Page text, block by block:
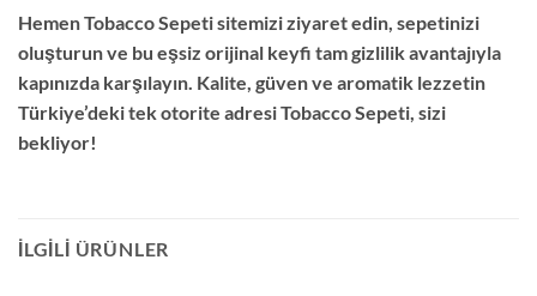
Hemen Tobacco Sepeti sitemizi ziyaret edin, sepetinizi
oluşturun ve bu eşsiz orijinal keyfi tam gizlilik avantajıyla
kapınızda karşılayın. Kalite, güven ve aromatik lezzetin
Türkiye’deki tek otorite adresi Tobacco Sepeti, sizi
bekliyor!
İLGILI ÜRÜNLER